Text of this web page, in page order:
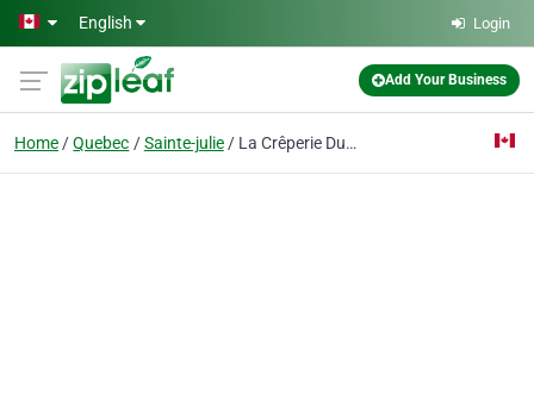
Skip to main content
English Login
Add Your Business
Home Quebec Sainte-julie La Crêperie Du Village & Plus